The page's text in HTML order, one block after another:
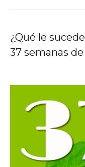
¿Qué le
37 semanas